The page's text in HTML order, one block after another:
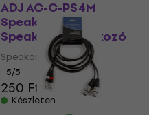
ADJ AC-C-PS4M
Speaker 4pin M
Speakon csatlakozó
Speakon csatlakozó
5/5
250 Ft
Készleten